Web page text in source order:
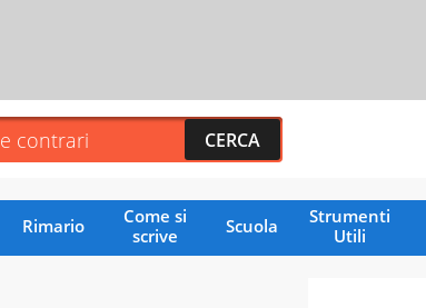
Rimario
Come si
scrive
Scuola
Strumenti
Utili